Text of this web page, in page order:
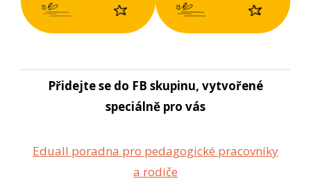
Přidejte se do FB skupinu, vytvořené
speciálně pro vás
Eduall poradna pro pedagogické pracovníky
a rodiče